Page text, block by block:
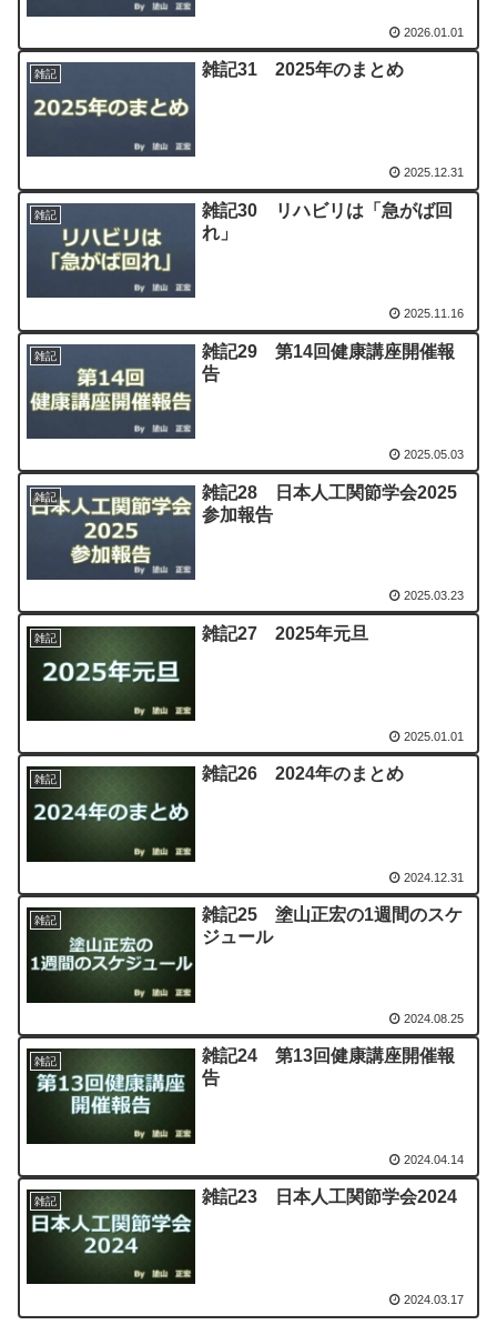
2026.01.01
雑記 雑記31 2025年のまとめ
2025.12.31
雑記
雑記30 リハビリは「急がば回
れ」
2025.11.16
雑記
雑記29 第14回健康講座開催報
告
2025.05.03
雑記
雑記28 日本人工関節学会2025
参加報告
2025.03.23
雑記 雑記27 2025年元旦
2025.01.01
雑記 雑記26 2024年のまとめ
2024.12.31
雑記
雑記25 塗山正宏の1週間のスケ
ジュール
2024.08.25
雑記
雑記24 第13回健康講座開催報
告
2024.04.14
雑記 雑記23 日本人工関節学会2024
2024.03.17